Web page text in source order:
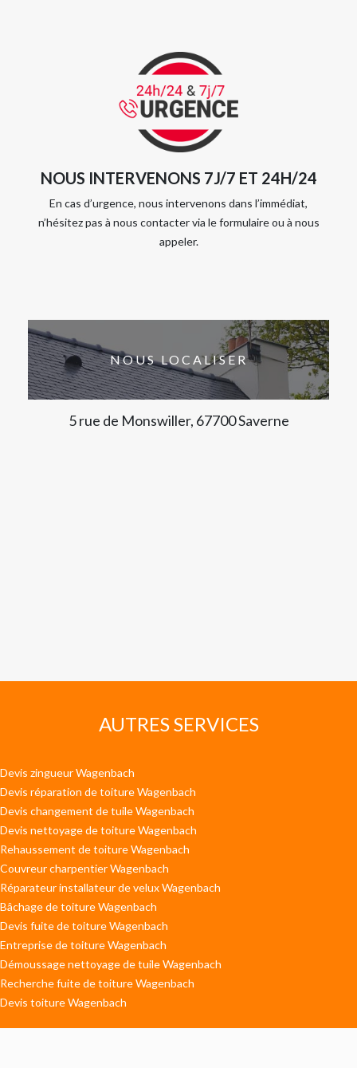
NOUS INTERVENONS 7J/7 ET 24H/24
En cas d’urgence, nous intervenons dans l’immédiat,
n’hésitez pas à nous contacter via le formulaire ou à nous
appeler.
NOUS LOCALISER
5 rue de Monswiller, 67700 Saverne
AUTRES SERVICES
Devis zingueur Wagenbach
Devis réparation de toiture Wagenbach
Devis changement de tuile Wagenbach
Devis nettoyage de toiture Wagenbach
Rehaussement de toiture Wagenbach
Couvreur charpentier Wagenbach
Réparateur installateur de velux Wagenbach
Bâchage de toiture Wagenbach
Devis fuite de toiture Wagenbach
Entreprise de toiture Wagenbach
Démoussage nettoyage de tuile Wagenbach
Recherche fuite de toiture Wagenbach
Devis toiture Wagenbach